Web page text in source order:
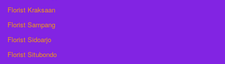
Florist Kraksaan
Florist Sampang
Florist Sidoarjo
Florist Situbondo